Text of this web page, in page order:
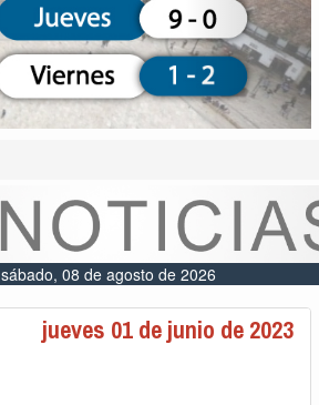
sábado, 08 de agosto de 2026
jueves 01 de junio de 2023